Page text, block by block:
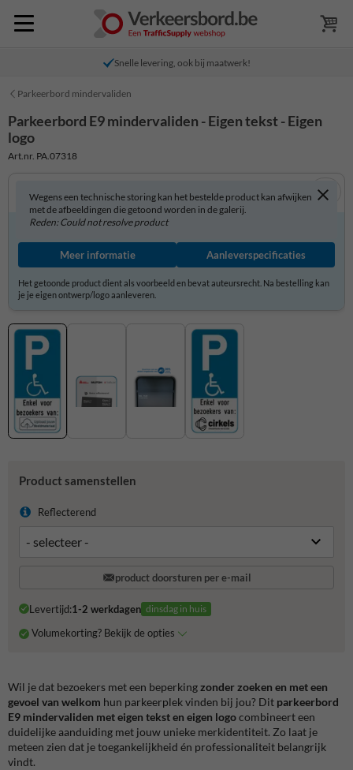
Snelle levering, ook bij maatwerk!
Parkeerbord mindervaliden
Parkeerbord E9 mindervaliden - Eigen tekst - Eigen
logo
Art.nr. PA.07318
Wegens een technische storing kan het bestelde product kan afwijken
met de afbeeldingen die getoond worden in de galerij.
Reden: Could not resolve product
Lever je eigen ontwerp/logo aan
Meer informatie Aanleverspecificaties
Het getoonde product dient als voorbeeld en bevat auteursrecht. Na bestelling kan
je je eigen ontwerp/logo aanleveren.
Product samenstellen
Reflecterend
product doorsturen per e-mail
Levertijd:1-2 werkdagen dinsdag in huis
Volumekorting? Bekijk de opties
Wil je dat bezoekers met een beperkingzonder zoeken en met een
gevoel van welkom hun parkeerplek vinden bij jou? Dit parkeerbord
E9 mindervaliden met eigen tekst en eigen logocombineert een
duidelijke aanduiding met jouw unieke merkidentiteit. Zo laat je
meteen zien dat je toegankelijkheid én professionaliteit belangrijk
vindt.